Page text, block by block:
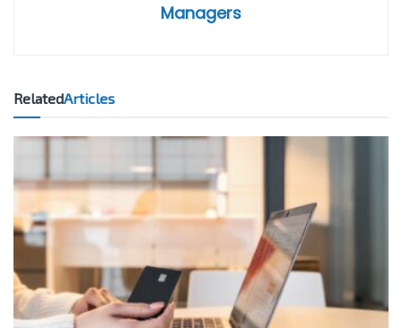
Managers
RelatedArticles